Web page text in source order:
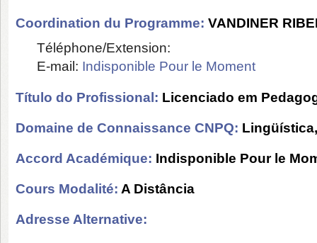
Coordination du Programme: VANDINER
Téléphone/Extension:
E-mail: Indisponible Pour le Moment
Título do Profissional: Licenciado em
Domaine de Connaissance CNPQ:
Accord Académique: Indisponible Pour le
Cours Modalité: A Distância
Adresse Alternative: